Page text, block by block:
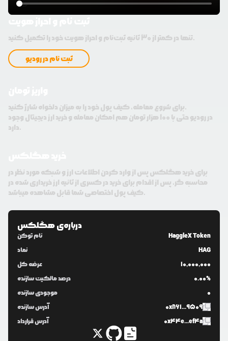
تنها در کمتر از 30 ثانیه ثبت‌نام و احراز هویت خود را تکمیل کنید.
ثبت نام در رودیو
برای شروع معامله، کیف پول خود را به میزان دلخواه شارژ کنید.
در رودیو حتی با 100 هزار تومان هم امکان معامله و خرید ارز دیجیتال وجود
دارد.
برای خرید هگلکس پس از وارد کردن اطلاعات ارز و شبکه مورد نظر در
محاسبه گر، پس از اقدام برای خرید در کسری از ثانیه ارز خریداری شده در
کیف پول اختصاصی شما قابل مشاهده میباشد.
درباره‌یهگلکس
نام توکن
HaggleX Token
نماد
HAG
عرضه کل
10,000,000
درصد مالکیت سازنده
0.00%
موجودی سازنده
0
آدرس سازنده
0x861...9509
آدرس قرارداد
0x44e...ef4a